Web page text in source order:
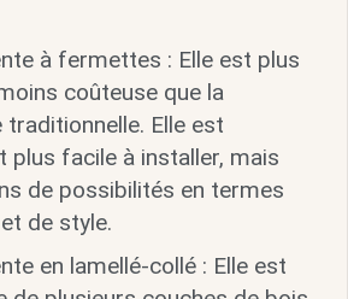
à fermettes : Elle est plus
coûteuse que la
traditionnelle. Elle est
plus facile à installer, mais
de possibilités en termes
de style.
en lamellé-collé : Elle est